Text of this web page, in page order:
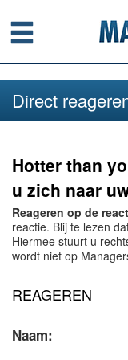
Menu
Direct
Hotter than
u zich naar
Reageren op de
reactie. Blij te lezen
Hiermee stuurt u
wordt niet op
REAGEREN
Naam: